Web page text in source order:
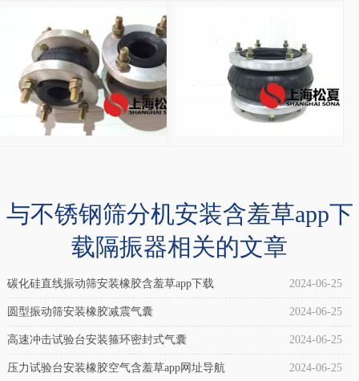
备
专
用)
介
封
HF150/076-
调
偏
专
用
偏
气
与不锈钢筛分机安装含羞草app下
载隔振器相关的文章
碳化硅直线振动筛安装橡胶含羞草app下载 2024-06-25
圆型振动筛安装橡胶减震气囊 2024-06-25
高速冲击试验台安装箍环密封式气囊 2024-06-25
压力试验台安装橡胶空气含羞草app网址导航 2024-06-25